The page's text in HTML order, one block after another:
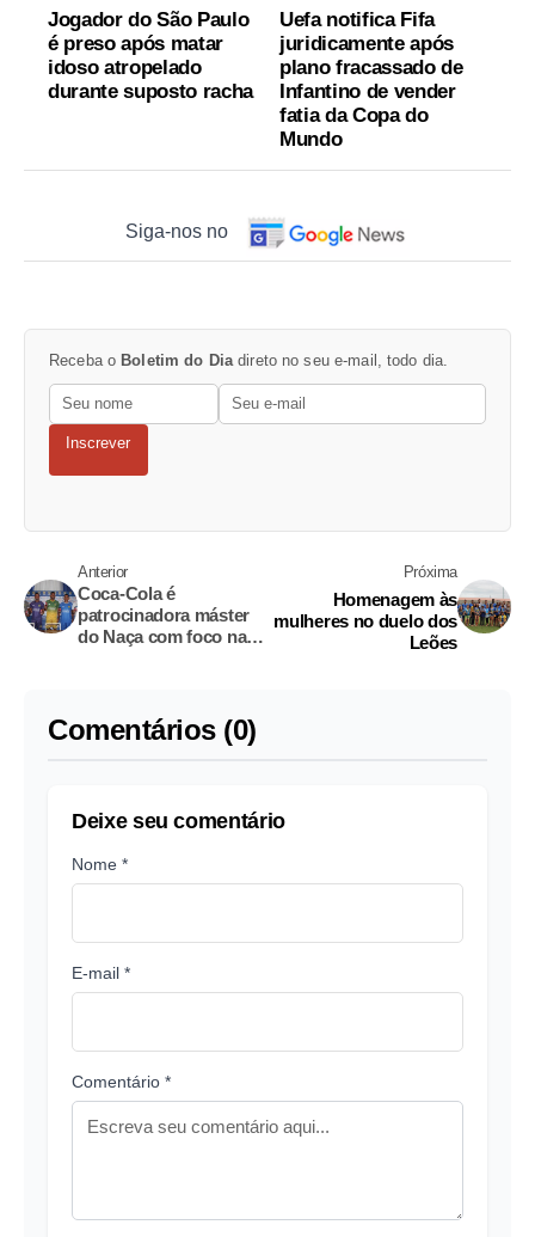
Jogador do São Paulo
é preso após matar
idoso atropelado
durante suposto racha
Uefa notifica Fifa
juridicamente após
plano fracassado de
Infantino de vender
fatia da Copa do
Mundo
Siga-nos no
Receba o Boletim do Diadireto no seu e-mail, todo dia.
Inscrever
Anterior
Coca-Cola é
patrocinadora máster
do Naça com foco na
Próxima
Homenagem às
mulheres no duelo dos
Leões
Comentários (0)
Deixe seu comentário
Nome *
E-mail *
Comentário *